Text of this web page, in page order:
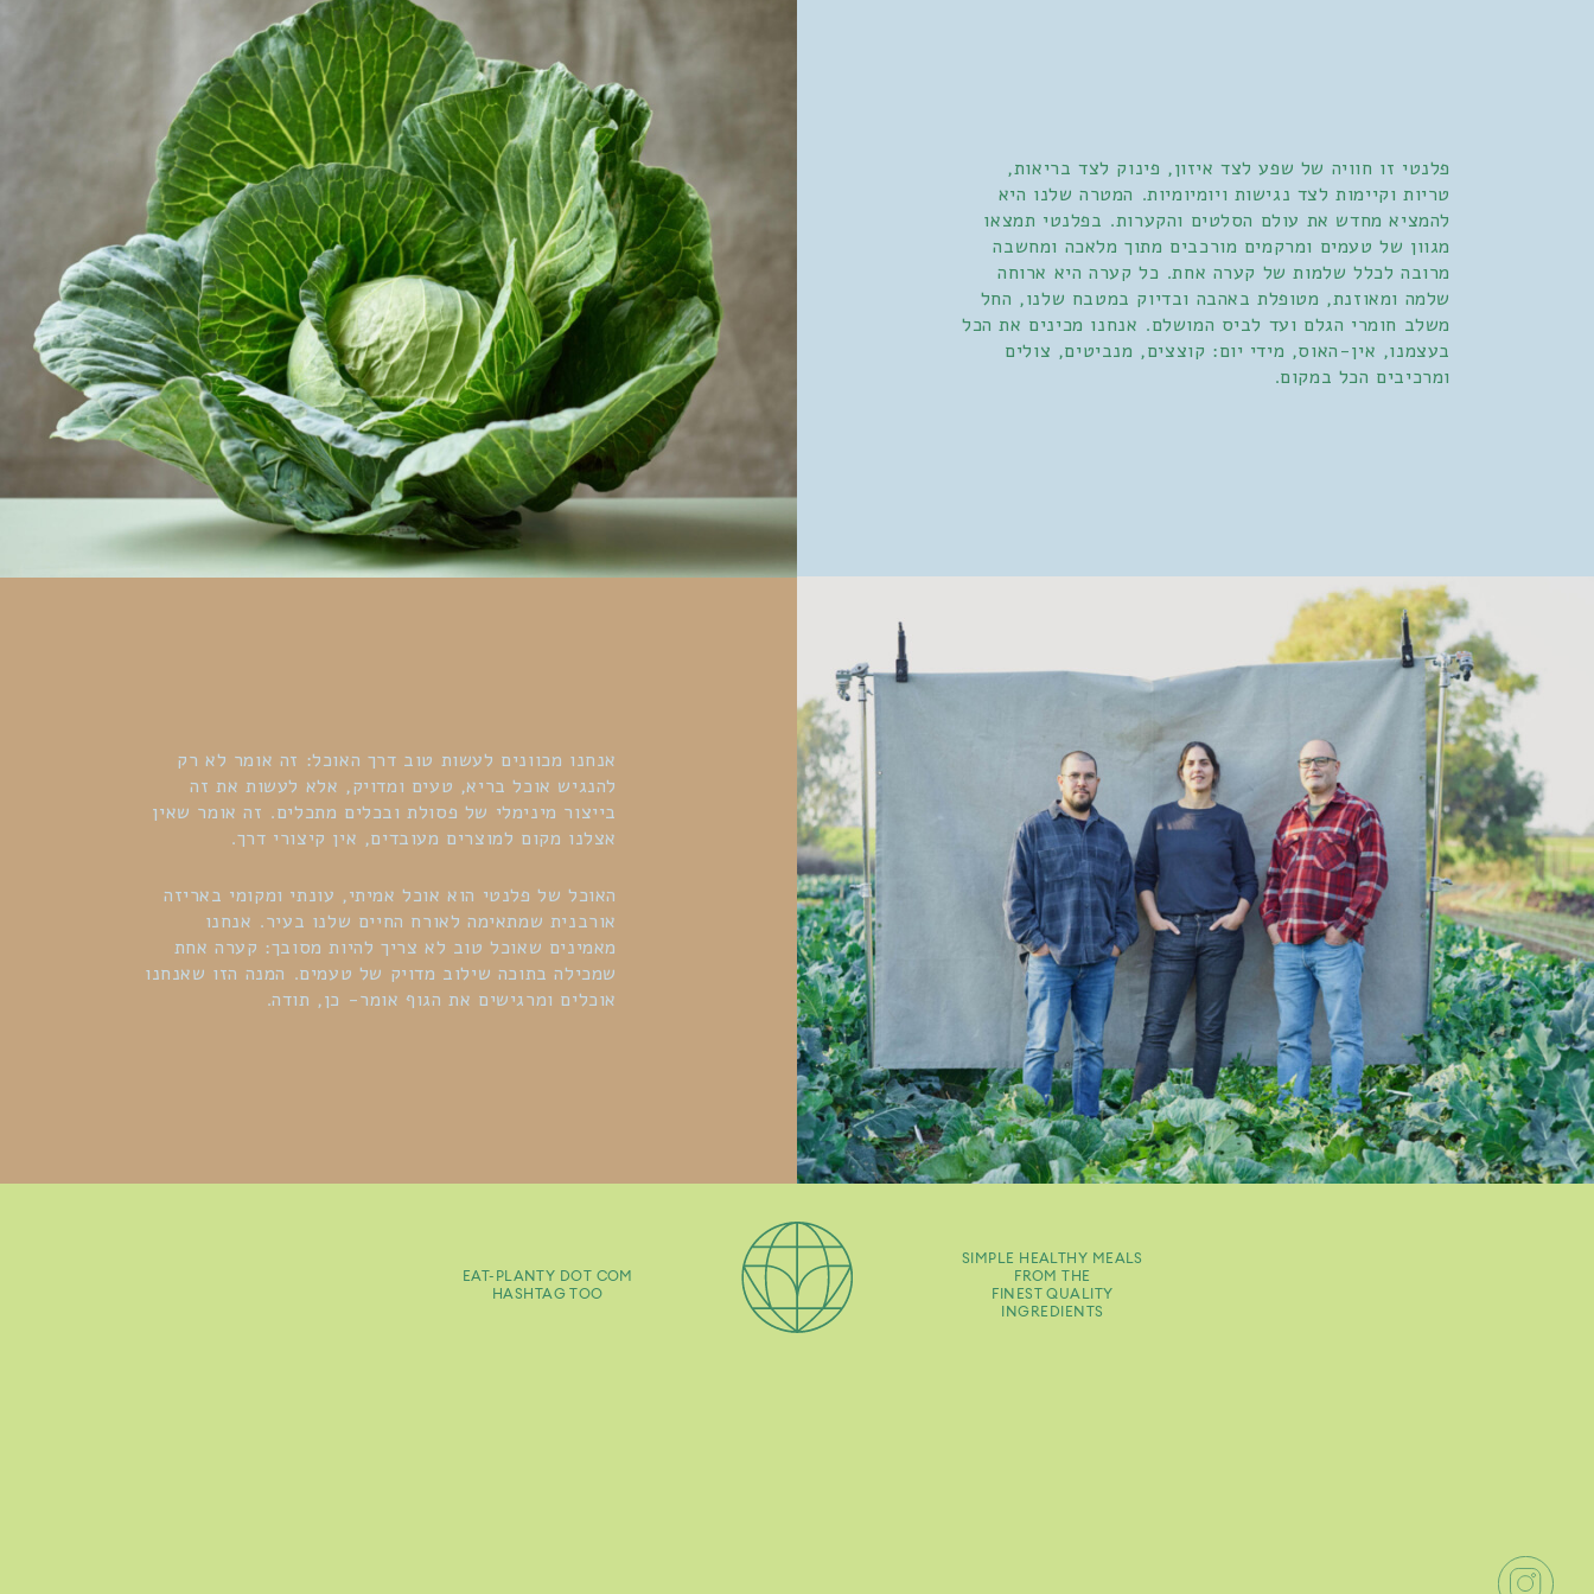
פלנטי זו חוויה של שפע לצד איזון, פינוק לצד בריאות,
טריות וקיימות לצד נגישות ויומיומיות. המטרה שלנו היא
להמציא מחדש את עולם הסלטים והקערות. בפלנטי תמצאו
מגוון של טעמים ומרקמים מורכבים מתוך מלאכה ומחשבה
מרובה לכלל שלמות של קערה אחת. כל קערה היא ארוחה
שלמה ומאוזנת, מטופלת באהבה ובדיוק במטבח שלנו, החל
משלב חומרי הגלם ועד לביס המושלם. אנחנו מכינים את הכל
בעצמנו, אין-האוס, מידי יום: קוצצים, מנביטים, צולים
ומרכיבים הכל במקום.
אנחנו מכוונים לעשות טוב דרך האוכל: זה אומר לא רק
להנגיש אוכל בריא, טעים ומדויק, אלא לעשות את זה
בייצור מינימלי של פסולת ובכלים מתכלים. זה אומר שאין
אצלנו מקום למוצרים מעובדים, אין קיצורי דרך.
האוכל של פלנטי הוא אוכל אמיתי, עונתי ומקומי באריזה
אורבנית שמתאימה לאורח החיים שלנו בעיר. אנחנו
מאמינים שאוכל טוב לא צריך להיות מסובך: קערה אחת
שמכילה בתוכה שילוב מדויק של טעמים. המנה הזו שאנחנו
אוכלים ומרגישים את הגוף אומר- כן, תודה.
EAT-PLANTY DOT COM
HASHTAG TOO
SIMPLE HEALTHY MEALS
FROM THE
FINEST QUALITY
INGREDIENTS